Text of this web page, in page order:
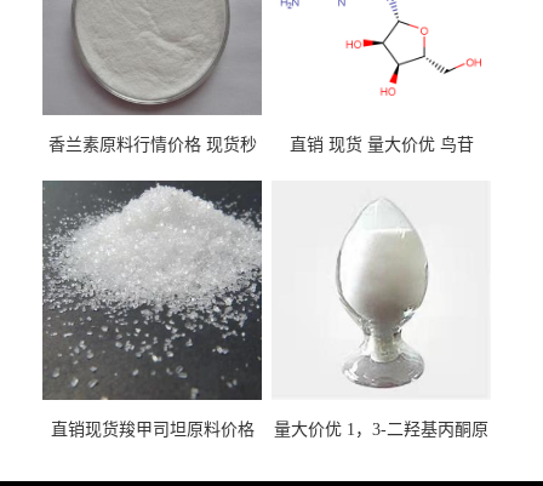
香兰素原料行情价格 现货秒
直销 现货 量大价优 鸟苷
直销现货羧甲司坦原料价格
量大价优 1，3-二羟基丙酮原